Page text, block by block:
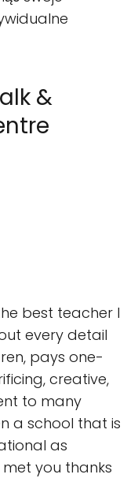
&
best teacher I
every detail
pays one-
creative,
to many
a school that is
as
you thanks